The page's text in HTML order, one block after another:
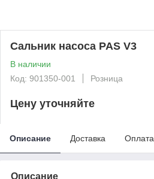
Сальник насоса PAS V3
В наличии
Код: 901350-001
Розница
Цену уточняйте
Описание Доставка Оплата
Описание